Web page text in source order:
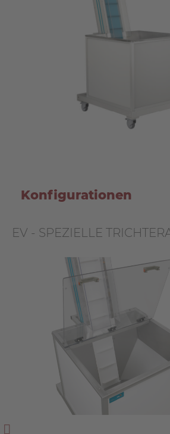
Konfigurationen
EV - SPEZIELLE
EV - ZUBEHÖR